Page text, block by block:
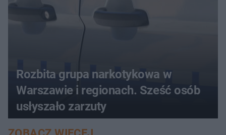
Rozbita grupa narkotykowa w
Warszawie i regionach. Sześć osób
usłyszało zarzuty